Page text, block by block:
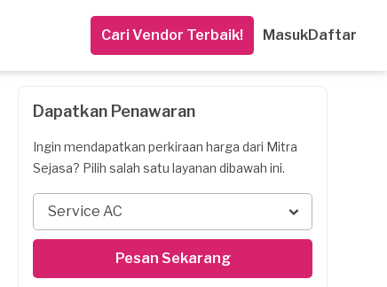
Cari Vendor Terbaik! MasukDaftar
Dapatkan Penawaran
Ingin mendapatkan perkiraan harga dari Mitra
Sejasa? Pilih salah satu layanan dibawah ini.
Service AC
Pesan Sekarang